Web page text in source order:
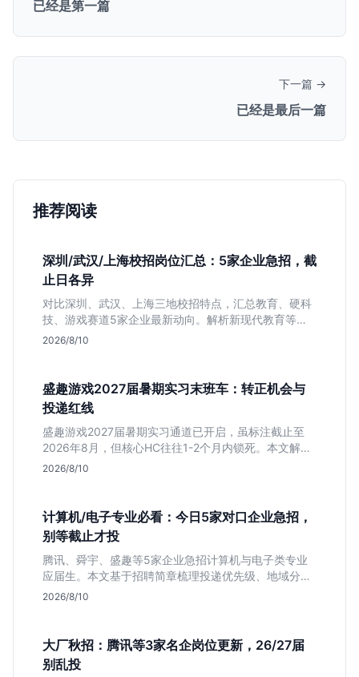
已经是第一篇
下一篇 →
已经是最后一篇
推荐阅读
深圳/武汉/上海校招岗位汇总：5家企业急招，截
止日各异
对比深圳、武汉、上海三地校招特点，汇总教育、硬科
技、游戏赛道5家企业最新动向。解析新现代教育等公
司网申截止时间与专业限制，帮你快速决定投递优先
2026/8/10
盛趣游戏2027届暑期实习末班车：转正机会与
投递红线
盛趣游戏2027届暑期实习通道已开启，虽标注截止至
2026年8月，但核心HC往往1-2个月内锁死。本文解析
游戏大厂“招满即止”的招聘逻辑，提醒同学避开时间陷
2026/8/10
计算机/电子专业必看：今日5家对口企业急招，
别等截止才投
腾讯、舜宇、盛趣等5家企业急招计算机与电子类专业
应届生。本文基于招聘简章梳理投递优先级、地域分布
及截止时间，助你快速决策。
2026/8/10
大厂秋招：腾讯等3家名企岗位更新，26/27届
别乱投